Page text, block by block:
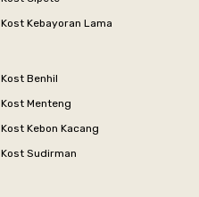
Kost Kebayoran Lama
Kost Benhil
Kost Menteng
Kost Kebon Kacang
Kost Sudirman